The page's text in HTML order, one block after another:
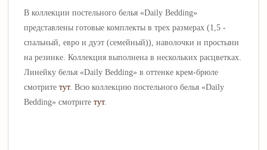
В коллекции постельного белья «Daily Bedding»
представлены готовые комплекты в трех размерах (1,5 -
спальный, евро и дуэт (семейный)), наволочки и простыни
на резинке. Коллекция выполнена в нескольких расцветках.
Линейку белья «Daily Bedding» в оттенке крем-брюле
смотрите тут. Всю коллекцию постельного белья «Daily
Bedding» смотрите тут.